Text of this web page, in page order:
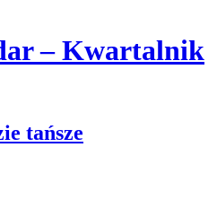
– Kwartalnik
tańsze